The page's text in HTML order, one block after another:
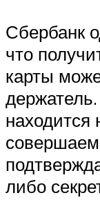
Сбербанк
что
карты
находится
либо